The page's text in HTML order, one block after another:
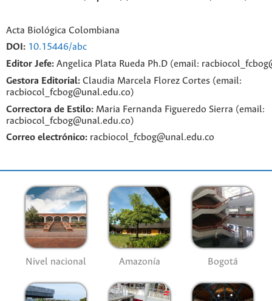
Acta Biológica Colombiana
DOI: 10.15446/abc
Editor Jefe: Angelica Plata Rueda Ph.D (email:
Gestora Editorial: Claudia Marcela Florez Cortes (email:
racbiocol_fcbog@unal.edu.co)
Correctora de Estilo: Maria Fernanda Figueredo Sierra (email:
racbiocol_fcbog@unal.edu.co)
Correo electrónico: racbiocol_fcbog@unal.edu.co
Nivel nacional Amazonía Bogotá